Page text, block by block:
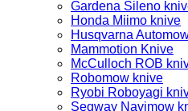
Gardena Sileno
Honda Miimo knive
Husqvarna
Mammotion Knive
McCulloch ROB
Robomow knive
Ryobi Roboyagi
Segway Navimow